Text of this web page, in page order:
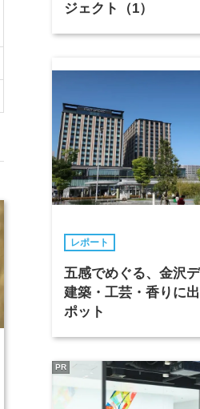
ジェクト（1）
レポート
五感でめぐる、金沢デ
建築・工芸・香りに
ポット
PR